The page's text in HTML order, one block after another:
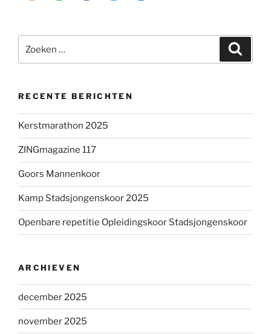
naar:
RECENTE BERICHTEN
Kerstmarathon 2025
ZINGmagazine 117
Goors Mannenkoor
Kamp Stadsjongenskoor 2025
Openbare repetitie Opleidingskoor Stadsjongenskoor
ARCHIEVEN
december 2025
november 2025